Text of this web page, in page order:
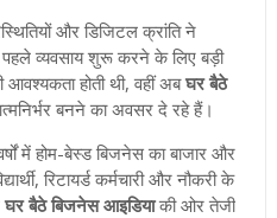
और डिजिटल क्रांति ने
व्यवसाय शुरू करने के लिए बड़ी
आवश्यकता होती थी, वहीं अबघर बैठे
बनने का अवसर दे रहे हैं।
में होम-बेस्ड बिजनेस का बाजार और
रिटायर्ड कर्मचारी और नौकरी के
घर बैठे बिजनेस आइडियाकी ओर तेजी